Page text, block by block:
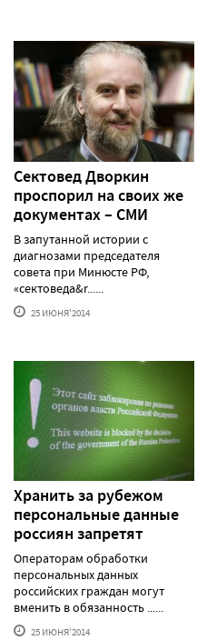
Сектовед Дворкин
проспорил на своих же
документах – СМИ
В запутанной истории с
диагнозами председателя
совета при Минюсте РФ,
«сектоведа&r......
25 ИЮНЯ'2014
Хранить за рубежом
персональные данные
россиян запретят
Операторам обработки
персональных данных
российских граждан могут
вменить в обязанность ......
25 ИЮНЯ'2014